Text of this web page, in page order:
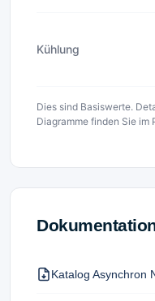
Kühlung
Dies sind Basiswerte.
Diagramme finden Sie im
Katalog Asynchron